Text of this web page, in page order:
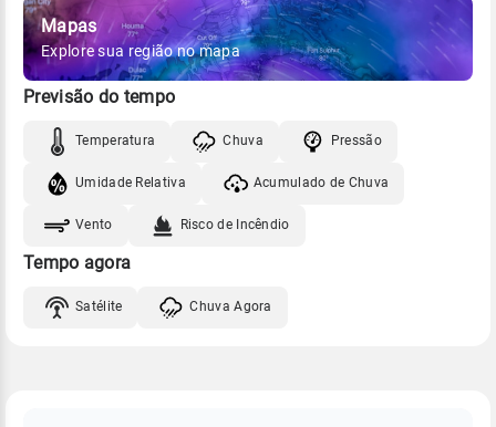
Mapas
Explore sua região no mapa
Previsão do tempo
Temperatura Chuva Pressão
Umidade Relativa Acumulado de Chuva
Vento Risco de Incêndio
Tempo agora
Satélite Chuva Agora